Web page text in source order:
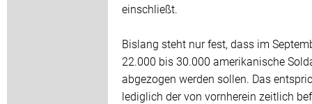
einschließt.
Bislang steht nur fest, dass im
22.000 bis 30.000 amerikanische
abgezogen werden sollen. Das
lediglich der von vornherein zeitlich